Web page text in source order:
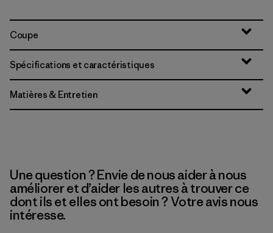
Coupe
Spécifications et caractéristiques
Matières & Entretien
Une question ? Envie de nous aider à nous
améliorer et d’aider les autres à trouver ce
dont ils et elles ont besoin ? Votre avis nous
intéresse.